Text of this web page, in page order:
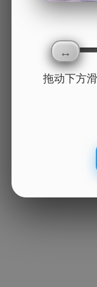
拖动下方